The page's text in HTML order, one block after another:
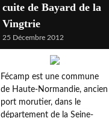
cuite de Bayard de la
Vingtrie
25 Décembre 2012
Fécamp est une commune
de Haute-Normandie, ancien
port morutier, dans le
département de la Seine-